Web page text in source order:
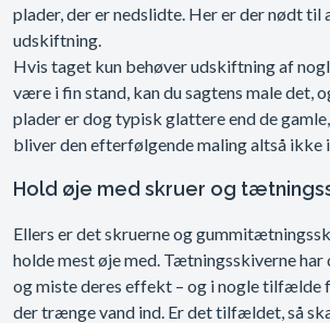
plader, der er nedslidte. Her er der nødt til
udskiftning.
Hvis taget kun behøver udskiftning af
være i fin stand, kan du sagtens male det,
plader er dog typisk glattere end de
bliver den efterfølgende maling altså
Hold øje med skruer og
Ellers er det skruerne og
holde mest øje med. Tætningsskiverne har
og miste deres effekt – og i nogle tilfælde
der trænge vand ind. Er det tilfældet, så